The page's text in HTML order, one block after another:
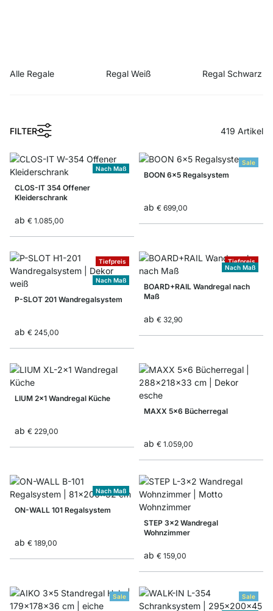
Alle Regale Regal Weiß Regal Schwarz
FILTER 419 Artikel
Nach Maß
CLOS-IT 354 Offener
Kleiderschrank
ab € 1.085,00
Sale
BOON 6x5 Regalsystem
ab € 699,00
Tiefpreis
Nach Maß
P-SLOT 201 Wandregalsystem
ab € 245,00
Tiefpreis
Nach Maß
BOARD+RAIL Wandregal nach
Maß
ab € 32,90
LIUM 2x1 Wandregal Küche
ab € 229,00
MAXX 5x6 Bücherregal
ab € 1.059,00
Nach Maß
ON-WALL 101 Regalsystem
ab € 189,00
STEP 3x2 Wandregal
Wohnzimmer
ab € 159,00
Sale Sale